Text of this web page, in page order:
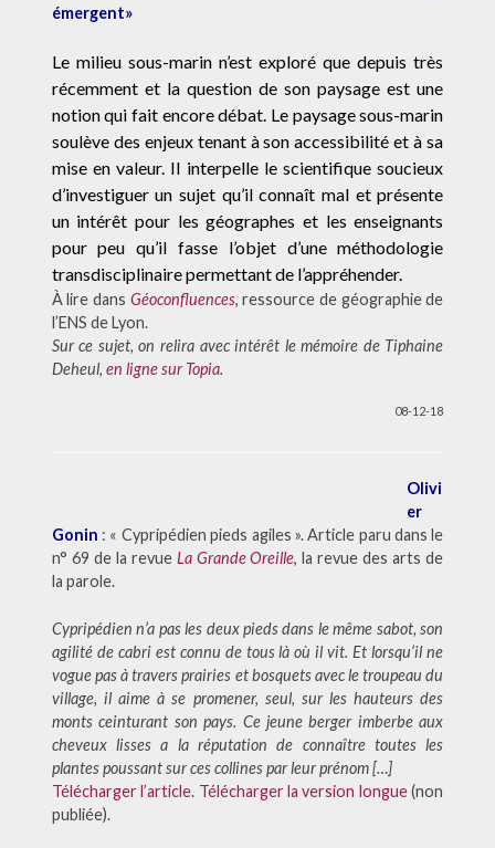
émergent»
Le milieu sous-marin n’est exploré que depuis très
récemment et la question de son paysage est une
notion qui fait encore débat. Le paysage sous-marin
soulève des enjeux tenant à son accessibilité et à sa
mise en valeur. Il interpelle le scientifique soucieux
d’investiguer un sujet qu’il connaît mal et présente
un intérêt pour les géographes et les enseignants
pour peu qu’il fasse l’objet d’une méthodologie
transdisciplinaire permettant de l’appréhender.
À lire dans Géoconfluences, ressource de géographie de
l’ENS de Lyon.
Sur ce sujet, on relira avec intérêt le mémoire de Tiphaine
Deheul, en ligne sur Topia.
08-12-18
Olivi
er
Gonin : « Cypripédien pieds agiles ». Article paru dans le
n° 69 de la revue La Grande Oreille, la revue des arts de
la parole.
Cypripédien n’a pas les deux pieds dans le même sabot, son
agilité de cabri est connu de tous là où il vit. Et lorsqu’il ne
vogue pas à travers prairies et bosquets avec le troupeau du
village, il aime à se promener, seul, sur les hauteurs des
monts ceinturant son pays. Ce jeune berger imberbe aux
cheveux lisses a la réputation de connaître toutes les
plantes poussant sur ces collines par leur prénom […]
Télécharger l’article. Télécharger la version longue(non
publiée).